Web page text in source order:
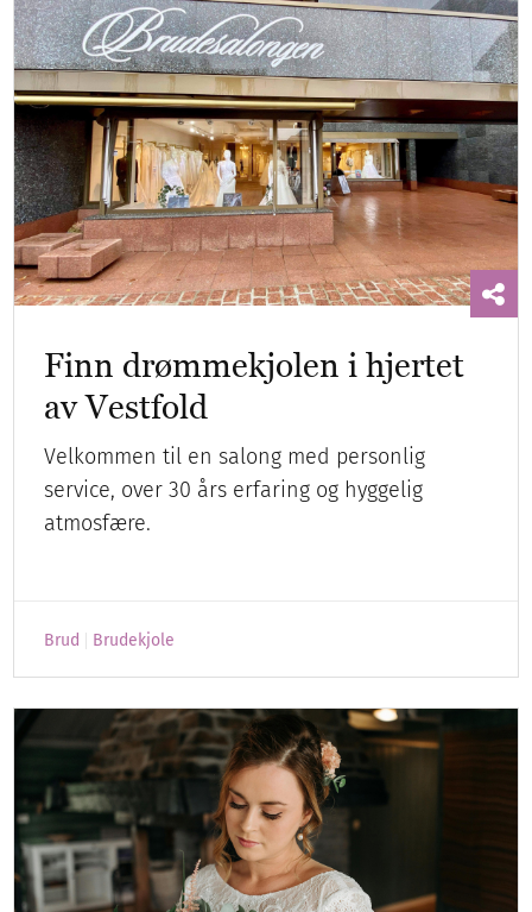
Finn drømmekjolen i hjertet
av Vestfold
Velkommen til en salong med personlig
service, over 30 års erfaring og hyggelig
atmosfære.
Brud Brudekjole